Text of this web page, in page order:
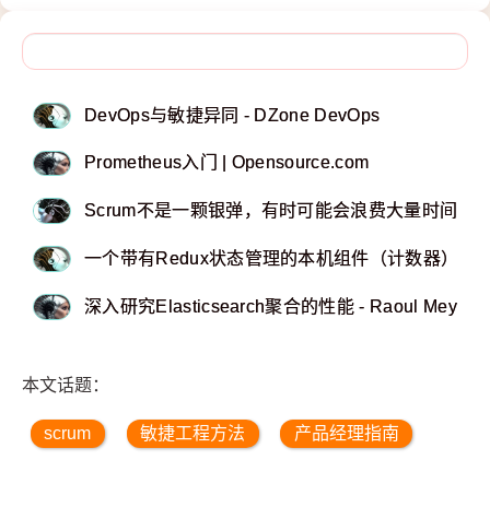
DevOps与敏捷异同 - DZone DevOps
Prometheus入门 | Opensource.com
Scrum不是一颗银弹，有时可能会浪费大量时间 -
一个带有Redux状态管理的本机组件（计数器）的
深入研究Elasticsearch聚合的性能 - Raoul Meyer
本文话题：
scrum 敏捷工程方法 产品经理指南